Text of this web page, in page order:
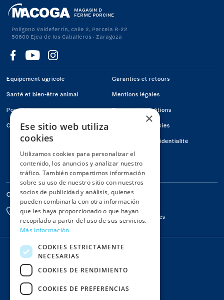
MAGASIN D
FERME PORCINE
Polígono Valdeferrín, calle 2, Parcela R-22
50600 Ejea de los Caballeros · Zaragoza
Visítanos
en
Facebook
Visítanos
en
Youtube
Visítanos
en
Instagram
Équipement agricole
Santé et bien-être animal
Pour l'éleveur
Offers
Garanties et retours
Mentions légales
Termes et conditions
Politique de Cookies
Politique de confidentialité
Conócenos
Contactez-nous
Contactez-nous
976 67 78 65
De 8h à 13h et de 15h à 18h
Par Email
info@macoga.es
Colaboradors
×
Ese sitio web utiliza
cookies
Utilizamos cookies para personalizar el
contenido, los anuncios y analizar nuestro
tráfico. También compartimos información
sobre su uso de nuestro sitio con nuestros
socios de publicidad y análisis, quienes
pueden combinarla con otra información
que les haya proporcionado o que hayan
recopilado a partir del uso de sus servicios.
Más información
COOKIES ESTRICTAMENTE
NECESARIAS
COOKIES DE RENDIMIENTO
COOKIES DE PREFERENCIAS